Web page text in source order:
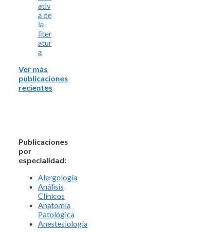
ativ
a de
la
liter
atur
a
Ver más
publicaciones
recientes
Publicaciones
por
especialidad:
Alergología
Análisis
Clínicos
Anatomía
Patológica
Anestesiología